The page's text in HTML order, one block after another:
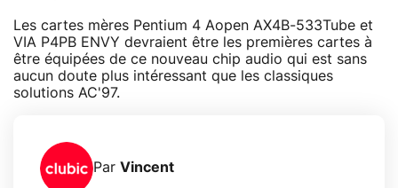
Les cartes mères Pentium 4 Aopen AX4B-533Tube et
VIA P4PB ENVY devraient être les premières cartes à
être équipées de ce nouveau chip audio qui est sans
aucun doute plus intéressant que les classiques
solutions AC'97.
Par Vincent